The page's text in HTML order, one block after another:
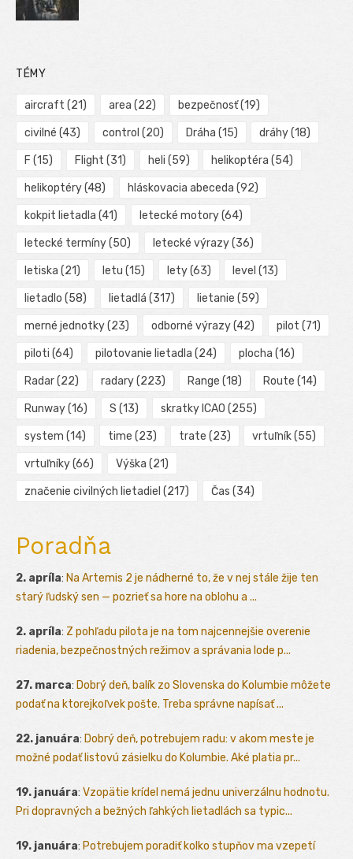
TÉMY
aircraft (21) area (22) bezpečnosť(19)
civilné (43) control (20) Dráha (15) dráhy(18)
F (15) Flight (31) heli (59) helikoptéra (54)
helikoptéry(48) hláskovacia abeceda (92)
kokpit lietadla (41) letecké motory(64)
letecké termíny(50) letecké výrazy(36)
letiska (21) letu (15) lety(63) level (13)
lietadlo (58) lietadlá (317) lietanie (59)
merné jednotky(23) odborné výrazy(42) pilot (71)
piloti (64) pilotovanie lietadla (24) plocha (16)
Radar(22) radary(223) Range (18) Route (14)
Runway(16) S (13) skratky ICAO (255)
system (14) time (23) trate (23) vrtuľník(55)
vrtuľníky(66) Výška (21)
značenie civilných lietadiel (217) Čas (34)
Poradňa
2. apríla: Na Artemis 2 je nádherné to, že v nej stále žije ten
starý ľudský sen — pozrieť sa hore na oblohu a ...
2. apríla: Z pohľadu pilota je na tom najcennejšie overenie
riadenia, bezpečnostných režimov a správania lode p...
27. marca: Dobrý deň, balík zo Slovenska do Kolumbie môžete
podať na ktorejkoľvek pošte. Treba správne napísať ...
22. januára: Dobrý deň, potrebujem radu: v akom meste je
možné podať listovú zásielku do Kolumbie. Aké platia pr...
19. januára: Vzopätie krídel nemá jednu univerzálnu hodnotu.
Pri dopravných a bežných ľahkých lietadlách sa typic...
19. januára: Potrebujem poradiť kolko stupňov ma vzepetí